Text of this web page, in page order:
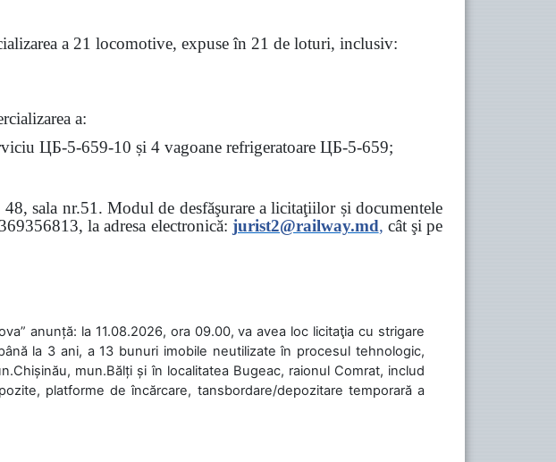
a 21 locomotive, expuse în 21 de loturi, inclusiv:
a:
ЦБ-5-659-10 și 4 vagoane refrigeratoare ЦБ-5-659;
48, sala nr.51.Modul de desfăşurare a licitaţiilor și documentele
la adresa electronică: jurist2@railway.md, cât şi pe
anunță: la 11.08.2026, ora 09.00, va avea loc licitaţia cu strigare
la 3 ani, a 13 bunuri imobile neutilizate în procesul tehnologic,
mun.Bălți și în localitatea Bugeac, raionul Comrat, includ
platforme de încărcare, tansbordare/depozitare temporară a